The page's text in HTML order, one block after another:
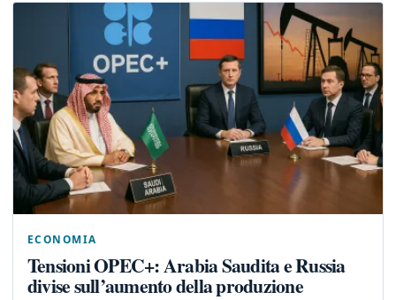
ECONOMIA
Tensioni OPEC+: Arabia Saudita e Russia
divise sull’aumento della produzione